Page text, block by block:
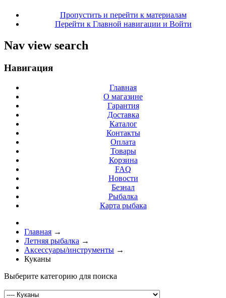
Пропустить и перейти к материалам
Перейти к Главной навигации и Войти
Nav view search
Навигация
Главная
О магазине
Гарантия
Доставка
Каталог
Контакты
Оплата
Товары
Корзина
FAQ
Новости
Безнал
Рыбалка
Карта рыбака
Главная →
Летняя рыбалка →
Аксессуары/инструменты →
Куканы
Выберите категорию для поиска